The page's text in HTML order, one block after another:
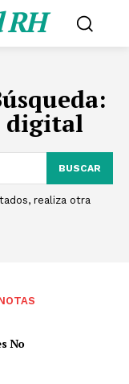
digital
BUSCAR
realiza otra
No